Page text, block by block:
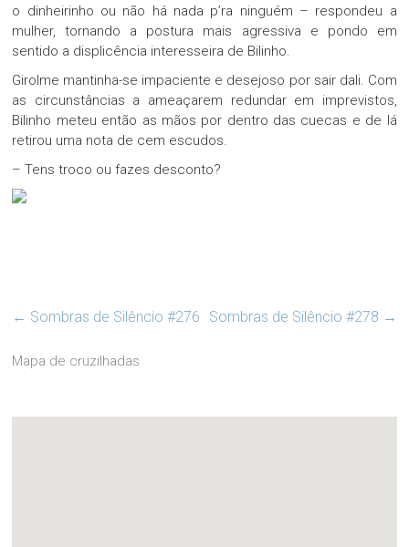
o dinheirinho ou não há nada p’ra ninguém – respondeu a
mulher, tornando a postura mais agressiva e pondo em
sentido a displicência interesseira de Bilinho.
Girolme mantinha-se impaciente e desejoso por sair dali. Com
as circunstâncias a ameaçarem redundar em imprevistos,
Bilinho meteu então as mãos por dentro das cuecas e de lá
retirou uma nota de cem escudos.
– Tens troco ou fazes desconto?
← Sombras de Silêncio #276 Sombras de Silêncio #278 →
Mapa de cruzilhadas